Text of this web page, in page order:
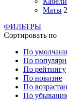
Маты
ФИЛЬТРЫ
Сортировать по
По
По
По рейтингу
По новизне
По
По